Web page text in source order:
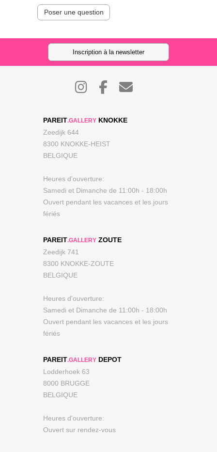
Poser une question
Inscription à la newsletter
PAREIT.GALLERY KNOKKE
Zeedijk 644
8300 KNOKKE-HEIST
BELGIQUE
Heures d'ouverture:
Samedi et Dimanche de 11:00h - 18:00h
Ouvert pendant les vacances et les jours
fériés
PAREIT.GALLERY ZOUTE
Zeedijk 741
8300 KNOKKE-ZOUTE
BELGIQUE
Heures d'ouverture:
Samedi et Dimanche de 11:00h - 18:00h
Ouvert pendant les vacances et les jours
fériés
PAREIT.GALLERY DEPOT
Lodderhoek 63
8000 BRUGGE
BELGIQUE
Heures d'ouverture:
Ouvert sur rendez-vous